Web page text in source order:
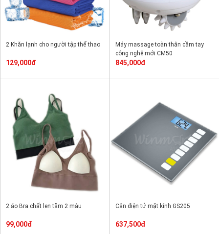
2 Khăn lạnh cho người tập thể thao
129,000đ
Máy massage toàn thân cầm tay
công nghệ mới CM50
845,000đ
2 áo Bra chất len tăm 2 màu
99,000đ
Cân điện tử mặt kính GS205
637,500đ